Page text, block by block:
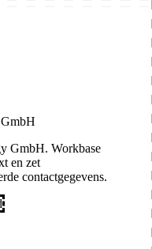
GmbH. Workbase
en zet
contactgegevens.